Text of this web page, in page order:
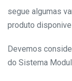
segue algumas
produto
Devemos
do Sistema